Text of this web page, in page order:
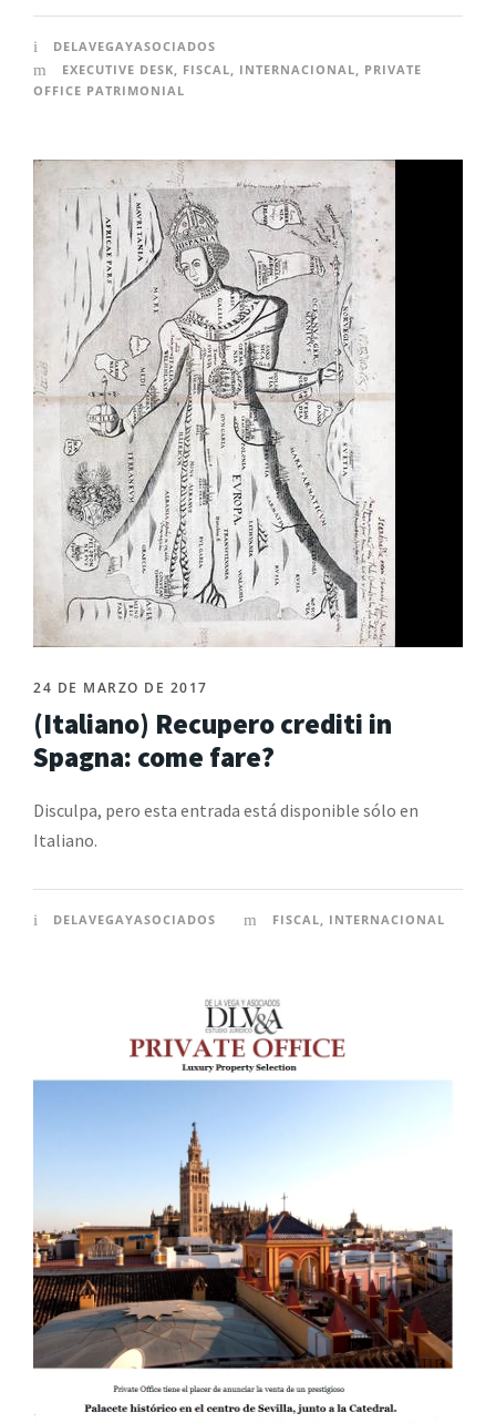
DELAVEGAYASOCIADOS
EXECUTIVE DESK
FISCAL INTERNACIONAL
PRIVATE
OFFICE PATRIMONIAL
24 DE MARZO DE 2017
(Italiano) Recupero crediti in
Spagna: come fare?
Disculpa, pero esta entrada está disponible sólo en
Italiano.
DELAVEGAYASOCIADOS FISCAL INTERNACIONAL